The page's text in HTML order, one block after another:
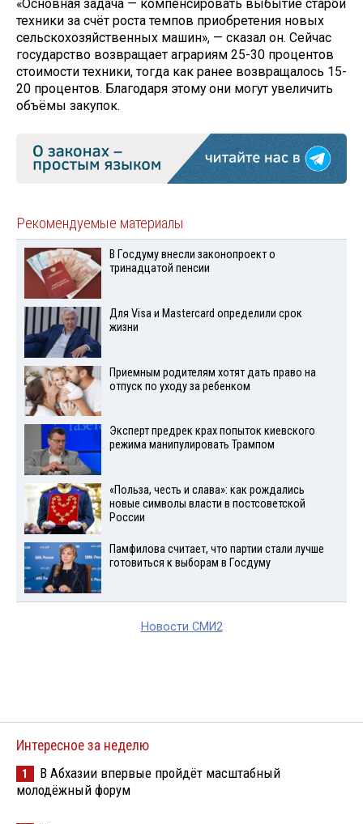
«Основная задача — компенсировать выбытие старой
техники за счёт роста темпов приобретения новых
сельскохозяйственных машин», — сказал он. Сейчас
государство возвращает аграриям 25-30 процентов
стоимости техники, тогда как ранее возвращалось 15-
20 процентов. Благодаря этому они могут увеличить
объёмы закупок.
Рекомендуемые материалы
В Госдуму внесли законопроект о
тринадцатой пенсии
Для Visа и Mastercard определили срок
жизни
Приемным родителям хотят дать право на
отпуск по уходу за ребенком
Эксперт предрек крах попыток киевского
режима манипулировать Трампом
«Польза, честь и слава»: как рождались
новые символы власти в постсоветской
России
Памфилова считает, что партии стали лучше
готовиться к выборам в Госдуму
Новости СМИ2
Интересное за неделю
1
В Абхазии впервые пройдёт масштабный
молодёжный форум